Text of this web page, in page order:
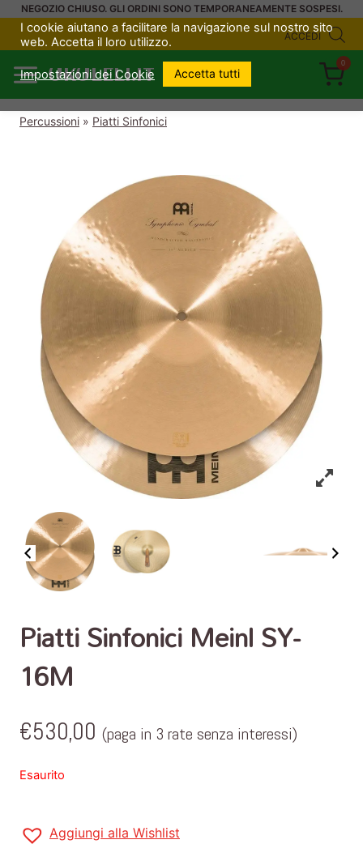
SaltaNEGOZIO CHIUSO. GLI ORDINI SONO TEMPORANEAMENTE SOSPESI.
ACCEDI
UKULELI.IT
0
Percussioni » Piatti Sinfonici
Piatti Sinfonici Meinl SY-
16M
€530,00 (paga in 3 rate senza interessi)
Esaurito
Aggiungi alla Wishlist
I cookie aiutano a facilitare la navigazione sul nostro sito
web. Accetta il loro utilizzo.
Impostazioni dei Cookie Accetta tutti